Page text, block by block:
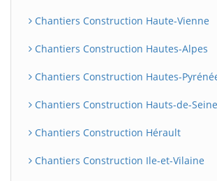
Chantiers Construction Haute-Vienne
Chantiers Construction Hautes-Alpes
Chantiers Construction Hautes-
Chantiers Construction Hauts-de-Seine
Chantiers Construction Hérault
Chantiers Construction Ile-et-Vilaine